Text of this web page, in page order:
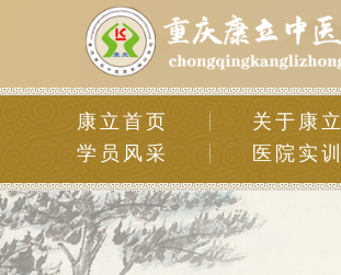
康立首页 关于康立
学员风采
医院实训